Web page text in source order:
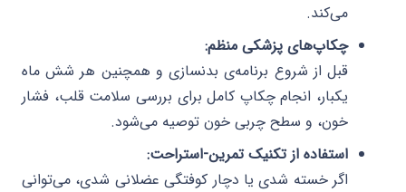
می‌کند.
چکاپ‌های پزشکی منظم:
قبل از شروع برنامه‌ی بدنسازی و همچنین هر شش ماه
یکبار، انجام چکاپ کامل برای بررسی سلامت قلب، فشار
خون، و سطح چربی خون توصیه می‌شود.
استفاده از تکنیک تمرین-استراحت:
اگر خسته شدی یا دچار کوفتگی عضلانی شدی، می‌توانی